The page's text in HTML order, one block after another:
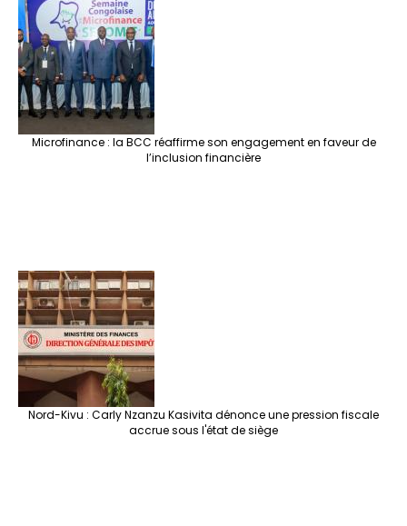
Microfinance : la BCC réaffirme son engagement en faveur de
l’inclusion financière
Nord-Kivu : Carly Nzanzu Kasivita dénonce une pression fiscale
accrue sous l'état de siège